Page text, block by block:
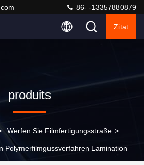
86- -13357880879
Zitat
produits
Werfen Sie Filmfertigungsstraße >
Polymerfilmgussverfahren Lamination